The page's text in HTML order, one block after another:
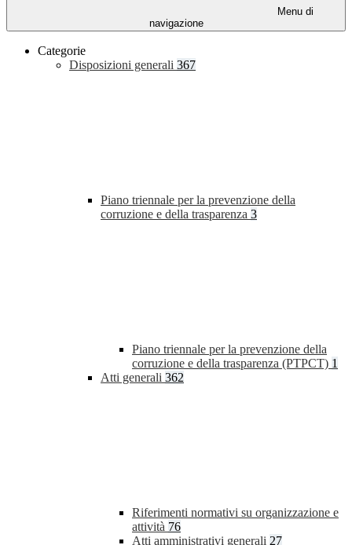
Menu di
navigazione
Categorie
Disposizioni generali 367
Piano triennale per la prevenzione della
corruzione e della trasparenza 3
Piano triennale per la prevenzione della
corruzione e della trasparenza (PTPCT) 1
Atti generali 362
Riferimenti normativi su organizzazione e
attività 76
Atti amministrativi generali 27